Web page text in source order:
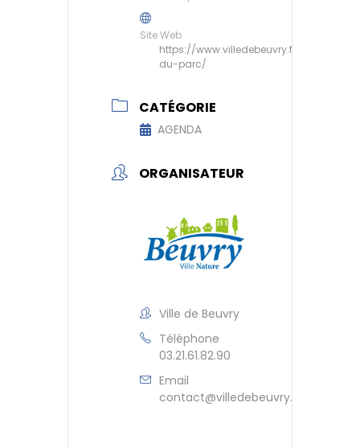
Site Web
https://www.villedebeuvry.fr/maison-
du-parc/
CATÉGORIE
AGENDA
ORGANISATEUR
Ville de Beuvry
Téléphone
03.21.61.82.90
Email
contact@villedebeuvry.fr